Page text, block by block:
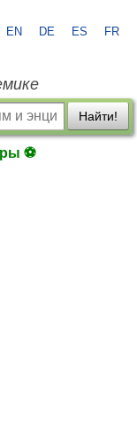
EN DE ES FR
Найти!
⚽